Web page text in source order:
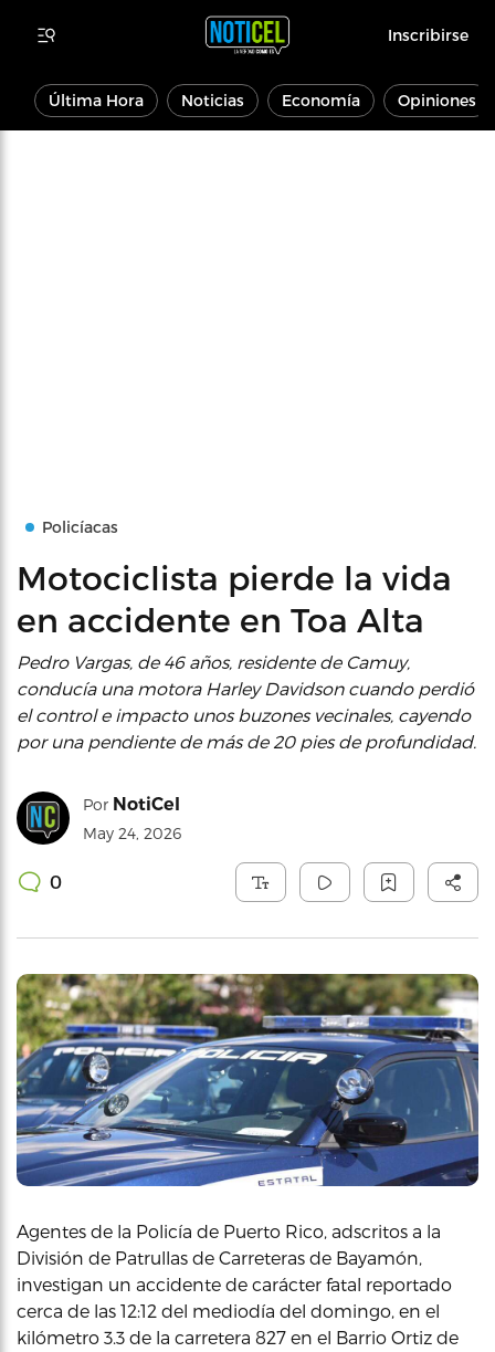
Inscribirse
Última Hora Noticias Economía Opiniones
Policíacas
Motociclista pierde la vida
en accidente en Toa Alta
Pedro Vargas, de 46 años, residente de Camuy,
conducía una motora Harley Davidson cuando perdió
el control e impacto unos buzones vecinales, cayendo
por una pendiente de más de 20 pies de profundidad.
Por NotiCel
May 24, 2026
0
Agentes de la Policía de Puerto Rico, adscritos a la
División de Patrullas de Carreteras de Bayamón,
investigan un accidente de carácter fatal reportado
cerca de las 12:12 del mediodía del domingo, en el
kilómetro 3.3 de la carretera 827 en el Barrio Ortiz de